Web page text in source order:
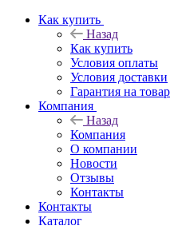
Как купить
Назад
Как купить
Условия оплаты
Условия доставки
Гарантия на товар
Компания
Назад
Компания
О компании
Новости
Отзывы
Контакты
Контакты
Каталог